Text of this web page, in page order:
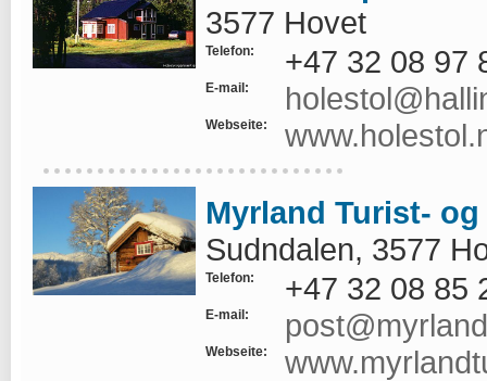
3577 Hovet
Telefon: +47 32 08 97
E-mail:
Webseite:
Myrland Turist-
Sudndalen, 3577
Telefon: +47 32 08 85
E-mail:
Webseite: